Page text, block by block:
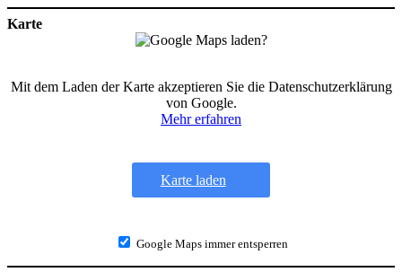
Karte
Mit dem Laden der Karte akzeptieren Sie die Datenschutzerklärung
von Google.
Mehr erfahren
Karte laden
Google Maps immer entsperren